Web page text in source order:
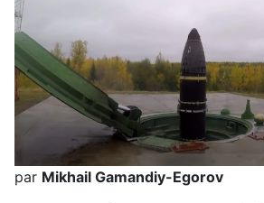
par Mikhail Gamandiy-Egorov